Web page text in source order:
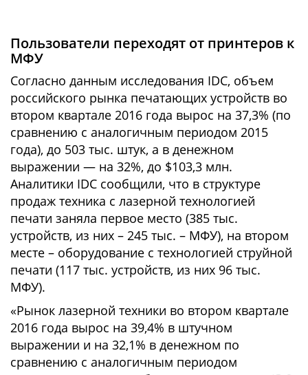
Пользователи переходят от принтеров к
МФУ
Согласно данным исследования IDC, объем
российского рынка печатающих устройств во
втором квартале 2016 года вырос на 37,3% (по
сравнению с аналогичным периодом 2015
года), до 503 тыс. штук, а в денежном
выражении — на 32%, до $103,3 млн.
Аналитики IDC сообщили, что в структуре
продаж техника с лазерной технологией
печати заняла первое место (385 тыс.
устройств, из них – 245 тыс. – МФУ), на втором
месте – оборудование с технологией струйной
печати (117 тыс. устройств, из них 96 тыс.
МФУ).
«Рынок лазерной техники во втором квартале
2016 года вырос на 39,4% в штучном
выражении и на 32,1% в денежном по
сравнению с аналогичным периодом